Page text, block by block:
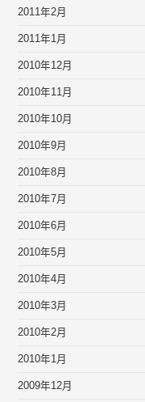
2011年2月
2011年1月
2010年12月
2010年11月
2010年10月
2010年9月
2010年8月
2010年7月
2010年6月
2010年5月
2010年4月
2010年3月
2010年2月
2010年1月
2009年12月